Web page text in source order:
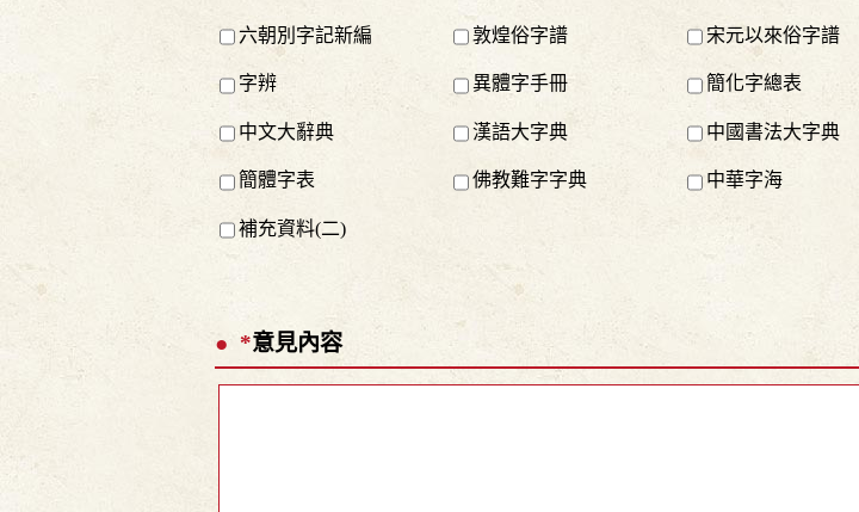
六朝別字記新編 敦煌俗字譜 宋元以來俗字譜
字辨 異體字手冊 簡化字總表
中文大辭典 漢語大字典 中國書法大字典
簡體字表 佛教難字字典 中華字海
補充資料(二)
*意見內容